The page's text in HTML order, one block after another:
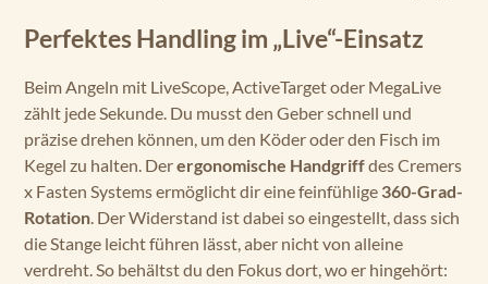
Perfektes Handling im „Live“-Einsatz
Beim Angeln mit LiveScope, ActiveTarget oder MegaLive
zählt jede Sekunde. Du musst den Geber schnell und
präzise drehen können, um den Köder oder den Fisch im
Kegel zu halten. Derergonomische Handgriffdes Cremers
x Fasten Systems ermöglicht dir eine feinfühlige 360-Grad-
Rotation. Der Widerstand ist dabei so eingestellt, dass sich
die Stange leicht führen lässt, aber nicht von alleine
verdreht. So behältst du den Fokus dort, wo er hingehört: